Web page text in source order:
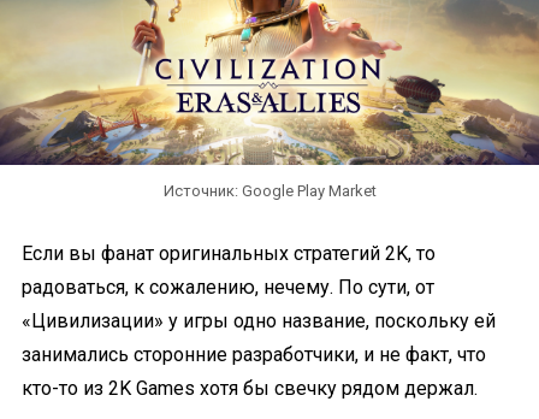
Источник: Google Play Market
Если вы фанат оригинальных стратегий 2K, то
радоваться, к сожалению, нечему. По сути, от
«Цивилизации» у игры одно название, поскольку ей
занимались сторонние разработчики, и не факт, что
кто-то из 2K Games хотя бы свечку рядом держал.